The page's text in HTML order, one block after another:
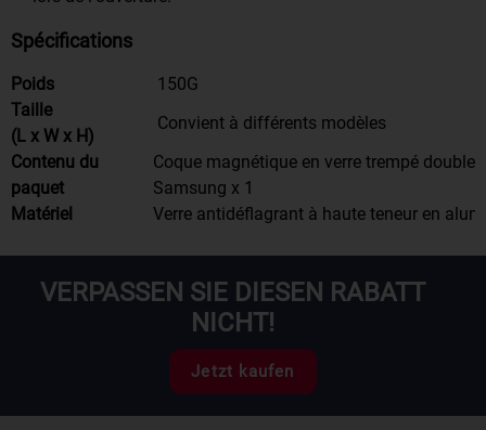
Spécifications
Poids
150G
Taille
(L x W x H)
Convient à différents modèles
Contenu du
paquet
Coque magnétique en verre trempé double
Samsung x 1
Matériel
Verre antidéflagrant à haute teneur en
VERPASSEN SIE DIESEN RABATT
NICHT!
Jetzt kaufen